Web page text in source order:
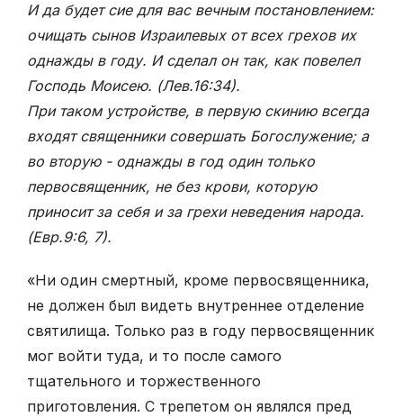
И да будет сие для вас вечным постановлением:
очищать сынов Израилевых от всех грехов их
однажды в году. И сделал он так, как повелел
Господь Моисею. (Лев.16:34).
При таком устройстве, в первую скинию всегда
входят священники совершать Богослужение; а
во вторую - однажды в год один только
первосвященник, не без крови, которую
приносит за себя и за грехи неведения народа.
(Евр.9:6, 7).
«Ни один смертный, кроме первосвященника,
не должен был видеть внутреннее отделение
святилища. Только раз в году первосвященник
мог войти туда, и то после самого
тщательного и торжественного
приготовления. С трепетом он являлся пред